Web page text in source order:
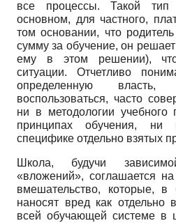
все процессы. Такой тип
основном, для частного,
том основании, что
сумму за обучение, он
ему в этом решении), что
ситуации. Отчетливо
определенную
воспользоваться, часто
ни в методологии
принципах обучения, ни
специфике отдельно взятых
Школа, будучи
«вложений», соглашается
вмешательство, которые, в
наносят вред как отдельно
всей обучающей системе в